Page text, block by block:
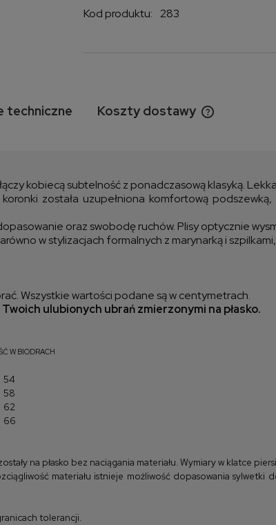
Kod produktu:
283
techniczne Koszty dostawy
kobiecą subtelność z ponadczasową klasyką.
została uzupełniona komfortową
oraz swobodę ruchów. Plisy optycznie
w stylizacjach formalnych z marynarką i
Wszystkie wartości podane są w centymetrach.
ulubionych ubrań zmierzonymi na płasko.
W BIODRACH
54
58
62
66
na płasko bez naciągania materiału. Wymiary w klatce
materiału istnieje możliwość dopasowania
tolerancji.